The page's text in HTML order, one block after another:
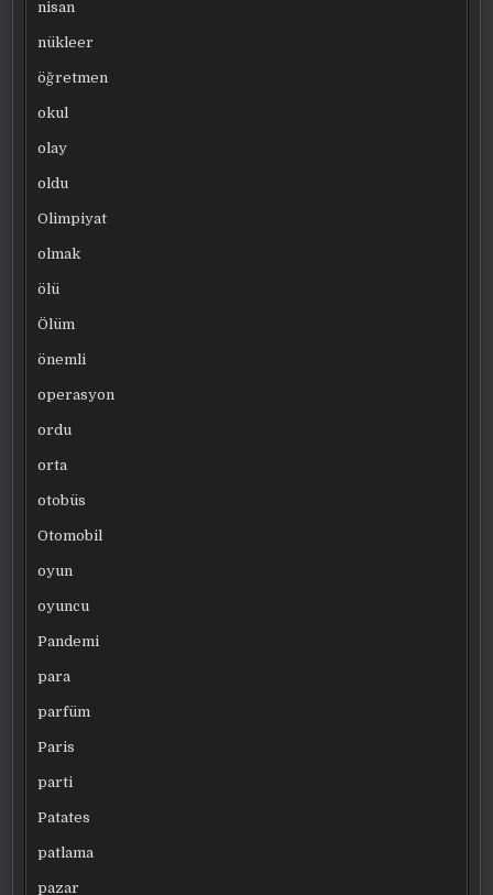
nisan
nükleer
öğretmen
okul
olay
oldu
Olimpiyat
olmak
ölü
Ölüm
önemli
operasyon
ordu
orta
otobüs
Otomobil
oyun
oyuncu
Pandemi
para
parfüm
Paris
parti
Patates
patlama
pazar